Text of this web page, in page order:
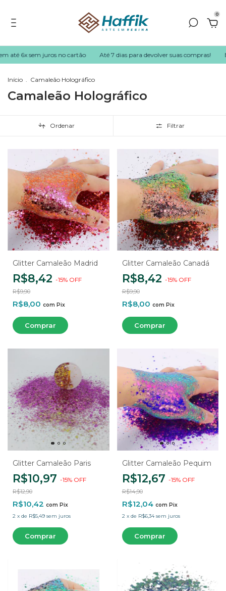
0
sem juros no cartão Até 7 dias para devolver suas compras!
Início . Camaleão Holográfico
Camaleão Holográfico
Ordenar Filtrar
Glitter Camaleão Madrid
R$8,42 -15% OFF
R$9,90
R$8,00 com Pix
Glitter Camaleão Canadá
R$8,42 -15% OFF
R$9,90
R$8,00 com Pix
Glitter Camaleão Paris
R$10,97 -15% OFF
R$12,90
R$10,42 com Pix
2 x de R$5,49 sem juros
Glitter Camaleão Pequim
R$12,67 -15% OFF
R$14,90
R$12,04 com Pix
2 x de R$6,34 sem juros